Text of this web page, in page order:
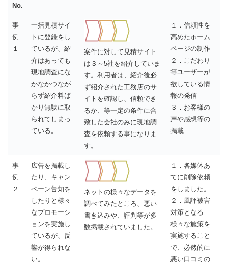
No.
事
例
１
一括見積サイ
トに登録をし
ているが、紹
介はあっても
現地調査にな
かなかつなが
らず紹介料ば
かり無駄に取
られてしまっ
ている。
案件に対して見積サイト
は３～5社を紹介していま
す。利用者は、紹介後必
ず紹介された工務店のサ
イトを確認し、信頼でき
るか、等一定の条件に合
致した会社のみに現地調
査を依頼する事になりま
す。
１．信頼性を
高めたホーム
ページの制作
２．こだわり
等ユーザーが
欲している情
報の発信
３．お客様の
声や感想等の
掲載
事
例
２
広告を掲載し
たり、キャン
ペーン告知を
したりと様々
なプロモーシ
ョンを実施し
ているが、反
響が得られな
い。
ネットの様々なデータを
調べてみたところ、悪い
書き込みや、評判等が多
数掲載されていました。
１．各媒体あ
てに削除依頼
をしました。
２．風評被害
対策となる
様々な施策を
実施すること
で、必然的に
悪い口コミの